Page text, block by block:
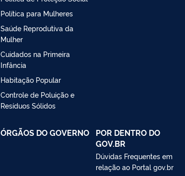
Política para Mulheres
Saúde Reprodutiva da
Mulher
Cuidados na Primeira
Infância
Habitação Popular
Controle de Poluição e
Resíduos Sólidos
ÓRGÃOS DO GOVERNO
POR DENTRO DO
GOV.BR
Dúvidas Frequentes em
relação ao Portal gov.br